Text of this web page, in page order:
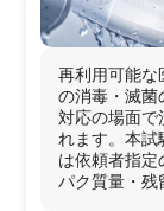
再利用可能な
の消毒・滅菌
対応の場面で
れます。本試
は依頼者指定
パク質量・残